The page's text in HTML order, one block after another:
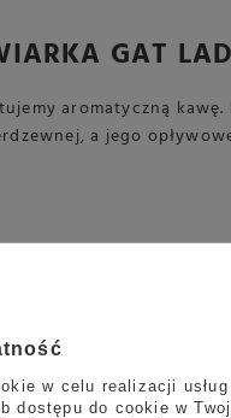
GAT
aromatyczną kawę.
a jego
może być
ciepła.
w celu realizacji
dostępu do cookie w